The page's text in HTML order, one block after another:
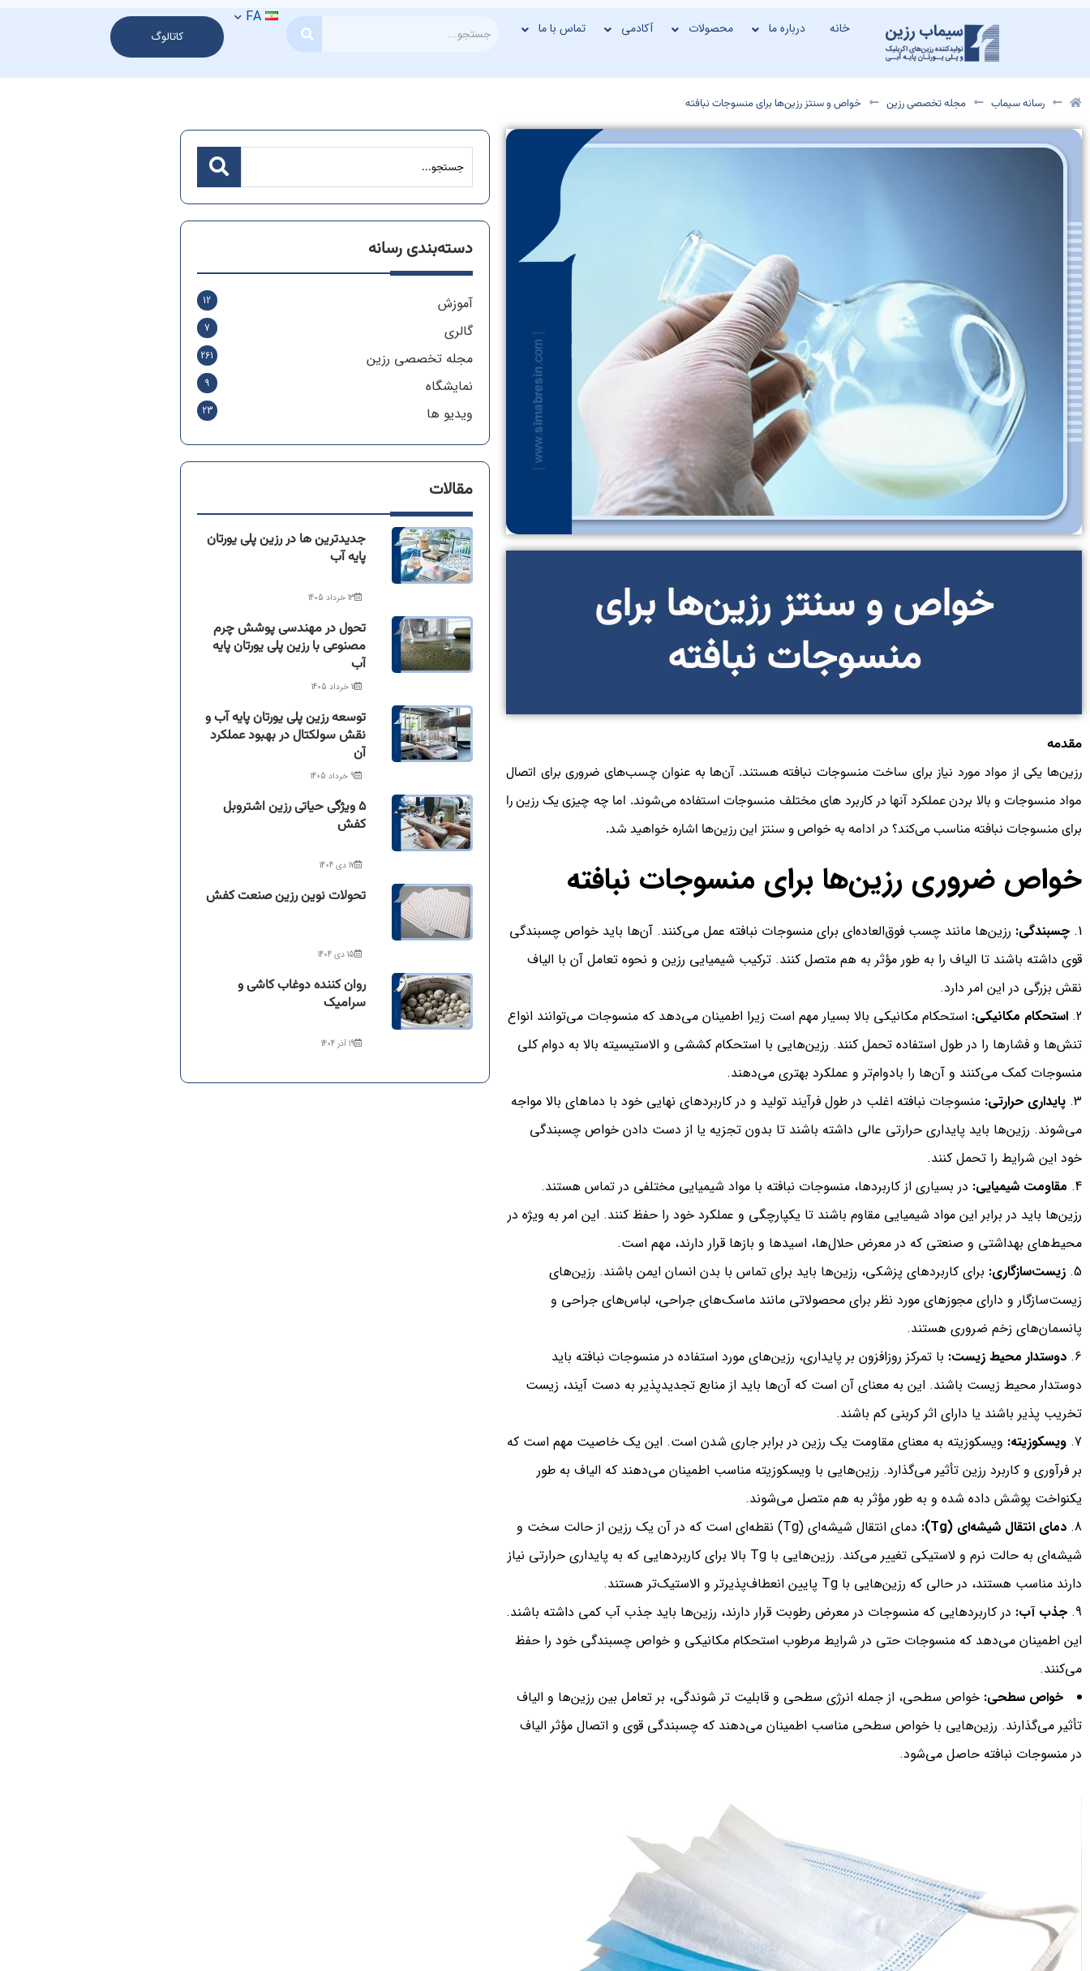
خانه درباره ما محصولات آکادمی تماس با ما
FA
کاتالوگ
رسانه سیماب مجله تخصصی رزین خواص و سنتز رزین‌ها برای منسوجات نبافته
خواص و سنتز رزین‌ها برای
منسوجات نبافته
مقدمه
رزین‌ها یکی از مواد مورد نیاز برای ساخت منسوجات نبافته هستند. آن‌ها به عنوان چسب‌های ضروری برای اتصال
مواد منسوجات و بالا بردن عملکرد آنها در کاربرد های مختلف منسوجات استفاده می‌شوند. اما چه چیزی یک رزین را
برای منسوجات نبافته مناسب می‌کند؟ در ادامه به خواص و سنتز این رزین‌ها اشاره خواهید شد.
خواص ضروری رزین‌ها برای منسوجات نبافته
چسبندگی: رزین‌ها مانند چسب فوق‌العاده‌ای برای منسوجات نبافته عمل می‌کنند. آن‌ها باید خواص چسبندگی
قوی داشته باشند تا الیاف را به طور مؤثر به هم متصل کنند. ترکیب شیمیایی رزین و نحوه تعامل آن با الیاف
نقش بزرگی در این امر دارد.
استحکام مکانیکی: استحکام مکانیکی بالا بسیار مهم است زیرا اطمینان می‌دهد که منسوجات می‌توانند انواع
تنش‌ها و فشارها را در طول استفاده تحمل کنند. رزین‌هایی با استحکام کششی و الاستیسیته بالا به دوام کلی
منسوجات کمک می‌کنند و آن‌ها را بادوام‌تر و عملکرد بهتری می‌دهند.
پایداری حرارتی: منسوجات نبافته اغلب در طول فرآیند تولید و در کاربردهای نهایی خود با دماهای بالا مواجه
می‌شوند. رزین‌ها باید پایداری حرارتی عالی داشته باشند تا بدون تجزیه یا از دست دادن خواص چسبندگی
خود این شرایط را تحمل کنند.
مقاومت شیمیایی: در بسیاری از کاربردها، منسوجات نبافته با مواد شیمیایی مختلفی در تماس هستند.
رزین‌ها باید در برابر این مواد شیمیایی مقاوم باشند تا یکپارچگی و عملکرد خود را حفظ کنند. این امر به ویژه در
محیط‌های بهداشتی و صنعتی که در معرض حلال‌ها، اسیدها و بازها قرار دارند، مهم است.
زیست‌سازگاری: برای کاربردهای پزشکی، رزین‌ها باید برای تماس با بدن انسان ایمن باشند. رزین‌های
زیست‌سازگار و دارای مجوزهای مورد نظر برای محصولاتی مانند ماسک‌های جراحی، لباس‌های جراحی و
پانسمان‌های زخم ضروری هستند.
دوستدار محیط زیست: با تمرکز روزافزون بر پایداری، رزین‌های مورد استفاده در منسوجات نبافته باید
دوستدار محیط زیست باشند. این به معنای آن است که آن‌ها باید از منابع تجدیدپذیر به دست آیند، زیست
تخریب پذیر باشند یا دارای اثر کربنی کم باشند.
ویسکوزیته: ویسکوزیته به معنای مقاومت یک رزین در برابر جاری شدن است. این یک خاصیت مهم است که
بر فرآوری و کاربرد رزین تأثیر می‌گذارد. رزین‌هایی با ویسکوزیته مناسب اطمینان می‌دهند که الیاف به طور
یکنواخت پوشش داده شده و به طور مؤثر به هم متصل می‌شوند.
دمای انتقال شیشه‌ای (Tg)
:
دمای انتقال شیشه‌ای (Tg) نقطه‌ای است که در آن یک رزین از حالت سخت و
شیشه‌ای به حالت نرم و لاستیکی تغییر می‌کند. رزین‌هایی با Tg بالا برای کاربردهایی که به پایداری حرارتی نیاز
دارند مناسب هستند، در حالی که رزین‌هایی با Tg پایین انعطاف‌پذیرتر و الاستیک‌تر هستند.
جذب آب: در کاربردهایی که منسوجات در معرض رطوبت قرار دارند، رزین‌ها باید جذب آب کمی داشته باشند.
این اطمینان می‌دهد که منسوجات حتی در شرایط مرطوب استحکام مکانیکی و خواص چسبندگی خود را حفظ
می‌کنند.
خواص سطحی: خواص سطحی، از جمله انرژی سطحی و قابلیت تر شوندگی، بر تعامل بین رزین‌ها و الیاف
تأثیر می‌گذارند. رزین‌هایی با خواص سطحی مناسب اطمینان می‌دهند که چسبندگی قوی و اتصال مؤثر الیاف
در منسوجات نبافته حاصل می‌شود.
دسته‌بندی رسانه
آموزش 12
گالری 7
مجله تخصصی رزین 261
نمایشگاه 9
ویدیو ها 23
مقالات
جدیدترین ها در رزین پلی یورتان
پایه آب
13 خرداد 1405
تحول در مهندسی پوشش چرم
مصنوعی با رزین پلی یورتان پایه
آب
11 خرداد 1405
توسعه رزین پلی یورتان پایه آب و
نقش سولکتال در بهبود عملکرد
آن
9 خرداد 1405
۵ ویژگی حیاتی رزین اشتروبل
کفش
17 دی 1404
تحولات نوین رزین صنعت کفش
15 دی 1404
روان کننده دوغاب کاشی و
سرامیک
19 آذر 1404